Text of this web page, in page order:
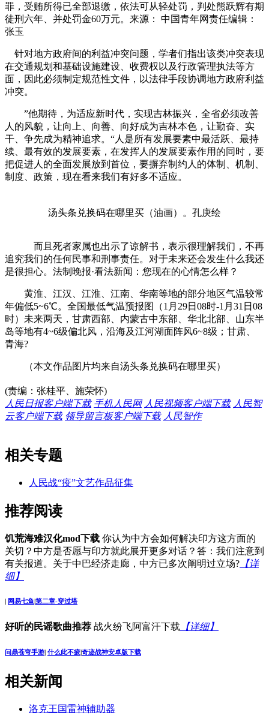
罪，受贿所得已全部退缴，依法可从轻处罚，判处熊跃辉有期
徒刑六年、并处罚金60万元。来源： 中国青年网责任编辑：
张玉
针对地方政府间的利益冲突问题，学者们指出该类冲突表现
在交通规划和基础设施建设、收费权以及行政管理执法等方
面，因此必须制定规范性文件，以法律手段协调地方政府利益
冲突。
”他期待，为适应新时代，实现吉林振兴，全省必须改善
人的风貌，让向上、向善、向好成为吉林本色，让勤奋、实
干、争先成为精神追求。“人是所有发展要素中最活跃、最持
续、最有效的发展要素，在发挥人的发展要素作用的同时，要
把促进人的全面发展放到首位，要摒弃制约人的体制、机制、
制度、政策，现在看来我们有好多不适应。
汤头条兑换码在哪里买（油画）。孔庚绘
而且死者家属也出示了谅解书，表示很理解我们，不再
追究我们的任何民事和刑事责任。对于未来还会发生什么我还
是很担心。法制晚报·看法新闻：您现在的心情怎么样？
黄淮、江汉、江淮、江南、华南等地的部分地区气温较常
年偏低5~6℃。全国最低气温预报图（1月29日08时-1月31日08
时）未来两天，甘肃西部、内蒙古中东部、华北北部、山东半
岛等地有4~6级偏北风，沿海及江河湖面阵风6~8级；甘肃、
青海?
（本文作品图片均来自汤头条兑换码在哪里买）
(责编：张桂平、施荣怀)
人民日报客户端下载 手机人民网 人民视频客户端下载 人民智
云客户端下载 领导留言板客户端下载 人民智作
相关专题
人民战“疫”文艺作品征集
推荐阅读
饥荒海难汉化mod下载 你认为中方会如何解决印方这方面的
关切？中方是否愿与印方就此展开更多对话？答：我们注意到
有关报道。关于中巴经济走廊，中方已多次阐明过立场? 【详
细】
网易七鱼第二章-穿过塔
好听的民谣歌曲推荐 战火纷飞阿富汗下载 【详细】
问鼎苍穹手游 什么此不疲奇迹战神安卓版下载
相关新闻
洛克王国雷神辅助器